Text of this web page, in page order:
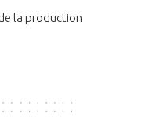
la production